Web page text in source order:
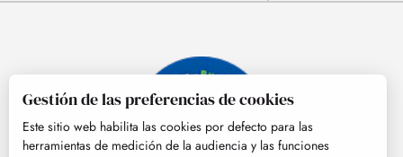
Gestión de las preferencias de cookies
Este sitio web habilita las cookies por defecto para las
herramientas de medición de la audiencia y las funciones